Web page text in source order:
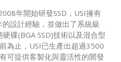
年開始研發SSD，USI擁有
設計經驗，並做出了系統級
碟(BGA SSD)技術以及混合型
為止，USI已生產出超過3500
可提供客製化與靈活性的開發